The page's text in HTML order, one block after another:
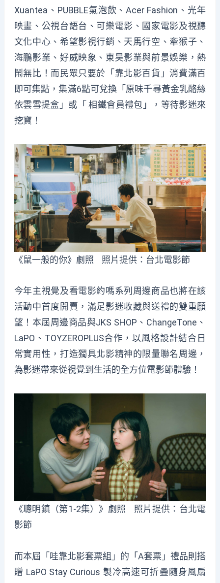
Xuantea、PUBBLE氣泡飲、Acer Fashion、光年
映畫、公視台語台、可樂電影、國家電影及視聽
文化中心、希望影視行銷、天馬行空、牽猴子、
海鵬影業、好威映象、東昊影業與前景娛樂，熱
鬧無比！而民眾只要於「靠北影百貨」消費滿百
即可集點，集滿6點可兌換「原味千尋黃金乳酪絲
依雲雪提盒」或「 相鐵會員禮包」，等待影迷來
挖寶！
《鼠一般的你》劇照 照片提供：台北電影節
今年主視覺及看電影約嗎系列周邊商品也將在該
活動中首度開賣，滿足影迷收藏與送禮的雙重願
望！本屆周邊商品與JKS SHOP、ChangeTone、
LaPO、TOYZEROPLUS合作，以風格設計結合日
常實用性，打造獨具北影精神的限量聯名周邊，
為影迷帶來從視覺到生活的全方位電影節體驗！
《聰明鎮（第1-2集）》劇照 照片提供：台北電
影節
而本屆「哇靠北影套票組」的「A套票」禮品則搭
贈 LaPO Stay Curious 製冷高速可折疊隨身風扇